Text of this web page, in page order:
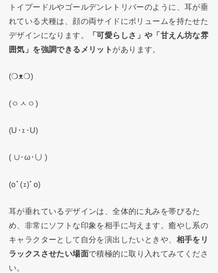
トイプードルやゴールデンレトリバーのように、耳が垂
れている犬種は、顔の両サイドにボリュームを持たせた
デザインになります。
「可愛らしさ」や「甘えん坊な雰
囲気」を強調できるメリット があります。
(❍ᴥ❍)
(ㅇㅅㅇ)
(U･ｪ･U)
( ∪･ω･∪ )
(оﾟ(ｪ)ﾟо)
耳が垂れているデザインは、全体的に丸みを帯びるた
め、非常にソフトな印象を相手に与えます。癒やし系の
キャラクターとして自分を演出したいときや、 相手をリ
ラックスさせたい場面で積極的に取り入れてみてくださ
い。